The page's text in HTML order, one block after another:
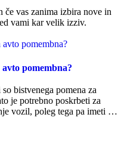
če vas zanima izbira nove in
vami kar velik izziv.
pomembna?
bistvenega pomena za
je potrebno poskrbeti za
vozil, poleg tega pa imeti …